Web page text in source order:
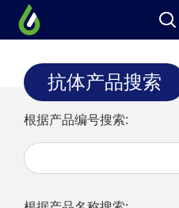
抗体产品搜索
根据产品编号搜索: